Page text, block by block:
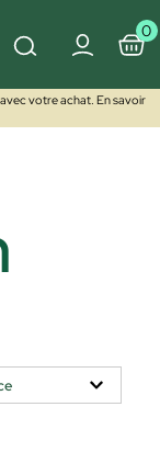
0
votre achat. En savoir